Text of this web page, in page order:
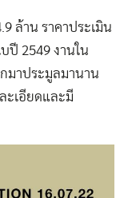
ล้าน ราคาประเมิน
ปี 2549 งานใน
มาประมูลมานาน
ะเอียดและมี